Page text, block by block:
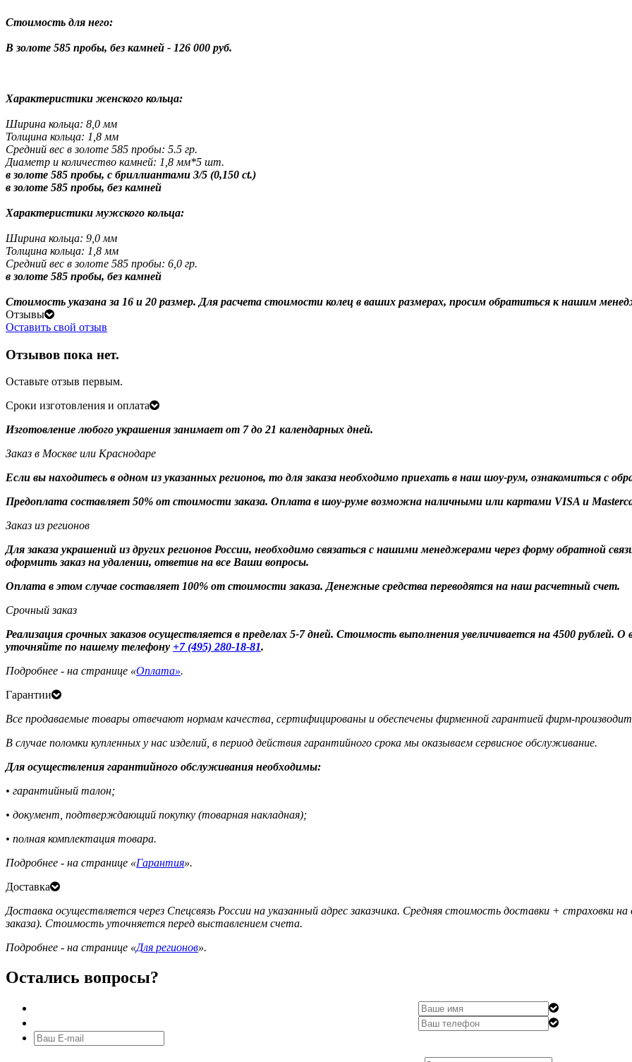
Стоимость для него:
В золоте 585 пробы, без камней - 126 000 руб.
Характеристики женского кольца:
Ширина кольца: 8,0 мм
Толщина кольца: 1,8 мм
Средний вес в золоте 585 пробы: 5.5 гр.
Диаметр и количество камней: 1,8 мм*5 шт.
в золоте 585 пробы, с бриллиантами 3/5 (0,150 ct.)
в золоте 585 пробы, без камней
Характеристики мужского кольца:
Ширина кольца: 9,0 мм
Толщина кольца: 1,8 мм
Средний вес в золоте 585 пробы: 6,0 гр.
в золоте 585 пробы, без камней
Стоимость указана за 16 и 20 размер. Для расчета стоимости колец в ваших размерах, просим обратиться к нашим
Отзывы
Оставить свой отзыв
Отзывов пока нет.
Оставьте отзыв первым.
Сроки изготовления и оплата
Изготовление любого украшения занимает от 7 до 21 календарных дней.
Заказ в Москве или Краснодаре
Если вы находитесь в одном из указанных регионов, то для заказа необходимо приехать в наш шоу-рум, ознакомиться с
Предоплата составляет 50% от стоимости заказа. Оплата в шоу-руме возможна наличными или картами VISA и
Заказ из регионов
Для заказа украшений из других регионов России, необходимо связаться с нашими менеджерами через форму обратной
оформить заказ на удалении, ответив на все Ваши вопросы.
Оплата в этом случае составляет 100% от стоимости заказа. Денежные средства переводятся на наш расчетный счет.
Срочный заказ
Реализация срочных заказов осуществляется в пределах 5-7 дней. Стоимость выполнения увеличивается на 4500 рублей.
уточняйте по нашему телефону +7 (495) 280-18-81.
Подробнее - на странице «Оплата».
Гарантии
Все продаваемые товары отвечают нормам качества, сертифицированы и обеспечены фирменной гарантией фирм-
В случае поломки купленных у нас изделий, в период действия гарантийного срока мы оказываем сервисное обслуживание.
Для осуществления гарантийного обслуживания необходимы:
• гарантийный талон;
• документ, подтверждающий покупку (товарная накладная);
• полная комплектация товара.
Подробнее - на странице «Гарантия».
Доставка
Доставка осуществляется через Спецсвязь России на указанный адрес заказчика. Средняя стоимость доставки + страховки
заказа). Стоимость уточняется перед выставлением счета.
Подробнее - на странице «Для регионов».
Остались вопросы?